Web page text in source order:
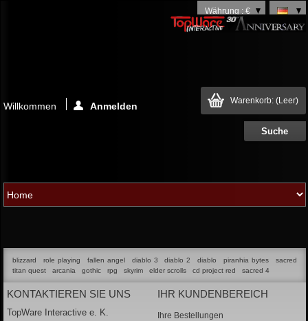
Währung : €
Warenkorb: (Leer)
Willkommen Anmelden
blizzard role playing fallen angel diablo 3 diablo 2 diablo piranhia bytes
sacred
titan quest
arcania gothic rpg skyrim elder scrolls cd project red sacred 4
KONTAKTIEREN SIE UNS
TopWare Interactive e. K.
IHR KUNDENBEREICH
Ihre Bestellungen